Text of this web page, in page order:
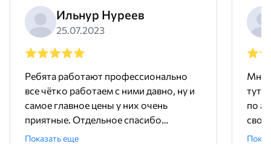
Ильнур Нуреев
25.07.2023
Ребята работают профессионально
все чётко работаем с ними давно, ну и
самое главное цены у них очень
приятные. Отдельное спасибо
менеджеру Родиону!
Показать еще
Мне
тут
по